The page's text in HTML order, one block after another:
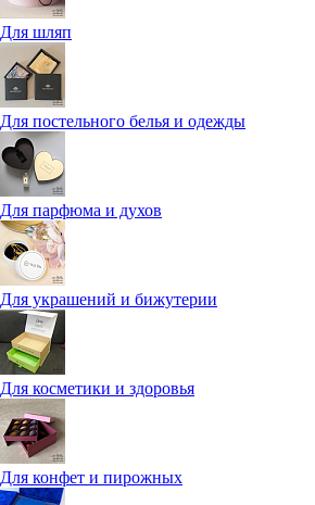
Для шляп
Для постельного белья и одежды
Для парфюма и духов
Для украшений и бижутерии
Для косметики и здоровья
Для конфет и пирожных